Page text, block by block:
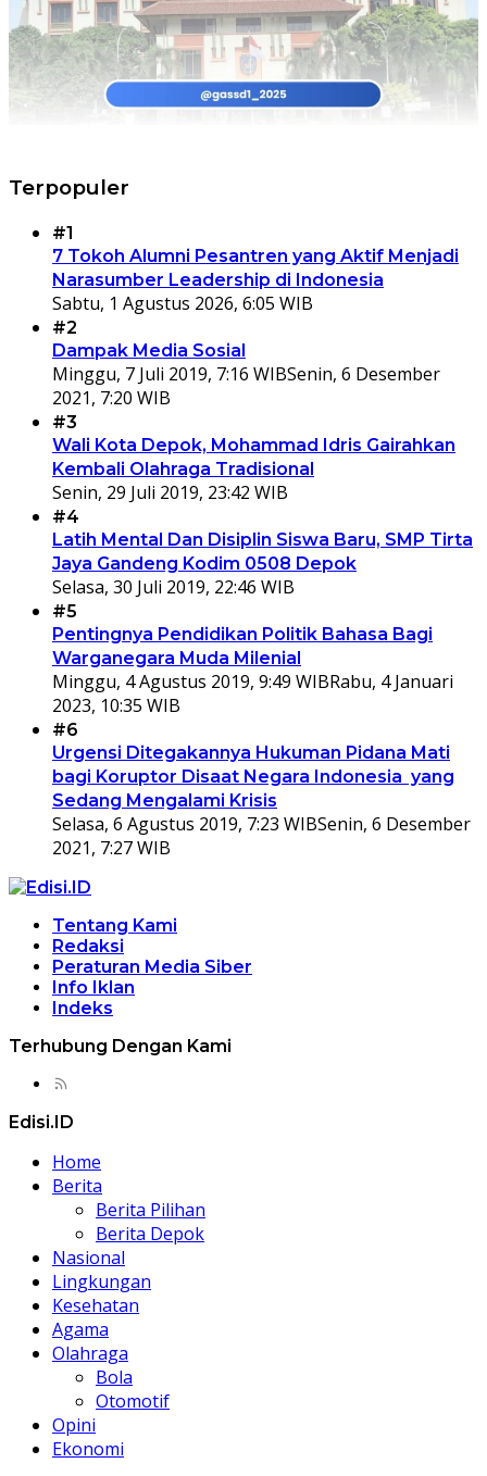
Terpopuler
#1
7 Tokoh Alumni Pesantren yang Aktif Menjadi
Narasumber Leadership di Indonesia
Sabtu, 1 Agustus 2026, 6:05 WIB
#2
Dampak Media Sosial
Minggu, 7 Juli 2019, 7:16 WIBSenin, 6 Desember
2021, 7:20 WIB
#3
Wali Kota Depok, Mohammad Idris Gairahkan
Kembali Olahraga Tradisional
Senin, 29 Juli 2019, 23:42 WIB
#4
Latih Mental Dan Disiplin Siswa Baru, SMP Tirta
Jaya Gandeng Kodim 0508 Depok
Selasa, 30 Juli 2019, 22:46 WIB
#5
Pentingnya Pendidikan Politik Bahasa Bagi
Warganegara Muda Milenial
Minggu, 4 Agustus 2019, 9:49 WIBRabu, 4 Januari
2023, 10:35 WIB
#6
Urgensi Ditegakannya Hukuman Pidana Mati
bagi Koruptor Disaat Negara Indonesia yang
Sedang Mengalami Krisis
Selasa, 6 Agustus 2019, 7:23 WIBSenin, 6 Desember
2021, 7:27 WIB
Tentang Kami
Redaksi
Peraturan Media Siber
Info Iklan
Indeks
Terhubung Dengan Kami
Edisi.ID
Home
Berita
Berita Pilihan
Berita Depok
Nasional
Lingkungan
Kesehatan
Agama
Olahraga
Bola
Otomotif
Opini
Ekonomi